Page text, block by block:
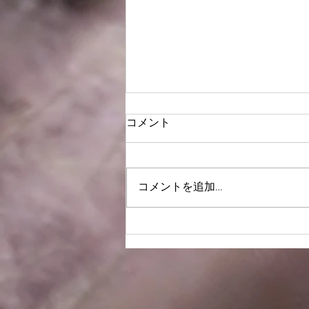
謹賀新年2021
コメント
コメントを追加…